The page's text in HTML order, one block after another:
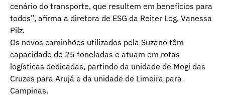
cenário do transporte, que resultem em benefícios para
todos”, afirma a diretora de ESG da Reiter Log, Vanessa
Pilz.
Os novos caminhões utilizados pela Suzano têm
capacidade de 25 toneladas e atuam em rotas
logísticas dedicadas, partindo da unidade de Mogi das
Cruzes para Arujá e da unidade de Limeira para
Campinas.